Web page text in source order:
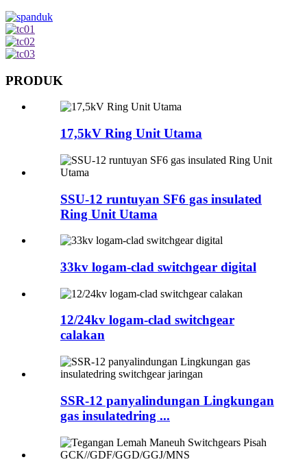
PRODUK
17,5kV Ring Unit Utama
SSU-12 runtuyan SF6 gas insulated
Ring Unit Utama
33kv logam-clad switchgear digital
12/24kv logam-clad switchgear
calakan
SSR-12 panyalindungan Lingkungan
gas insulatedring ...